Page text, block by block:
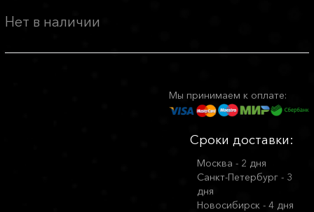
Нет в наличии
Мы принимаем к оплате:
Сроки доставки:
Москва - 2 дня
Санкт-Петербург - 3
дня
Новосибирск - 4 дня